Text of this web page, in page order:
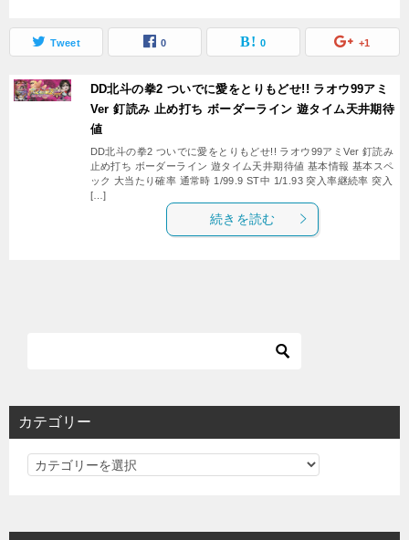
Tweet 0 0 +1
DD北斗の拳2 ついでに愛をとりもどせ!! ラオウ99アミ
Ver 釘読み 止め打ち ボーダーライン 遊タイム天井期待
値
DD北斗の拳2 ついでに愛をとりもどせ!! ラオウ99アミVer 釘読み
止め打ち ボーダーライン 遊タイム天井期待値 基本情報 基本スペ
ック 大当たり確率 通常時 1/99.9 ST中 1/1.93 突入率継続率 突入
[…]
続きを読む
カテゴリー
カ
リ